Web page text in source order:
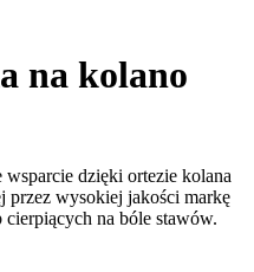
na kolano
dzięki ortezie kolana
przez wysokiej jakości markę
na bóle stawów.